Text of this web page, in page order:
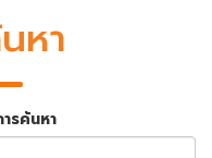
หา
รค้นหา